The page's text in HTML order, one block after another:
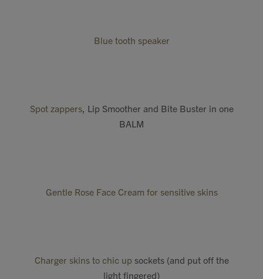
Blue tooth speaker
Spot zappers, Lip Smoother and Bite Buster in one
BALM
Gentle Rose Face Cream for sensitive skins
Charger skins to chic upsockets (and put off the
light fingered)